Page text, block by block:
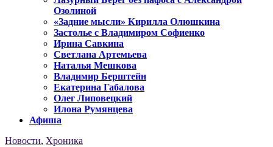
Озолиной
«Задние мысли» Кирилла Олюшкина
Застолье с Владимиром Софиенко
Ирина Савкина
Светлана Артемьева
Наталья Мешкова
Владимир Берштейн
Екатерина Габалова
Олег Липовецкий
Илона Румянцева
Афиша
Новости, Хроника